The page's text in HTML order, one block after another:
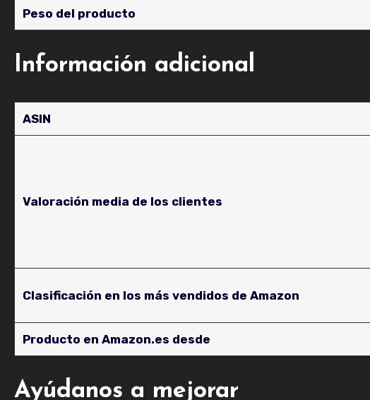
Peso del producto
Información adicional
ASIN
Valoración media de los clientes
Clasificación en los más vendidos de Amazon
Producto en Amazon.es desde
Ayúdanos a mejorar